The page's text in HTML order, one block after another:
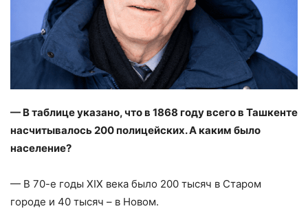
— В таблице указано, что в 1868 году всего в Ташкенте
насчитывалось 200 полицейских. А каким было
население?
— В 70-е годы XIX века было 200 тысяч в Старом
городе и 40 тысяч – в Новом.